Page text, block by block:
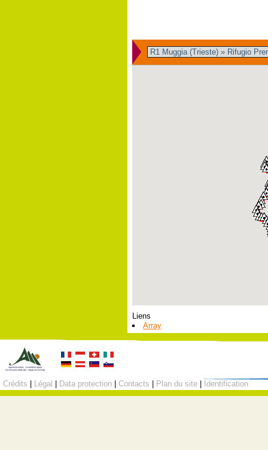
Liens
Array
Crédits Légal Data protection Contacts Plan du site Identification